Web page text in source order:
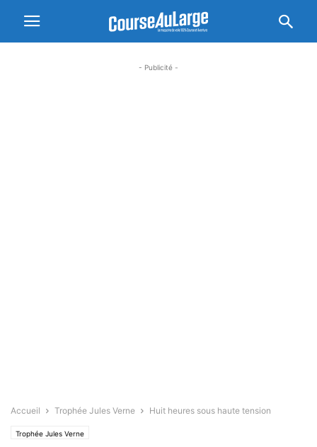
- Publicité -
Accueil Trophée Jules Verne Huit heures sous haute tension
Trophée Jules Verne